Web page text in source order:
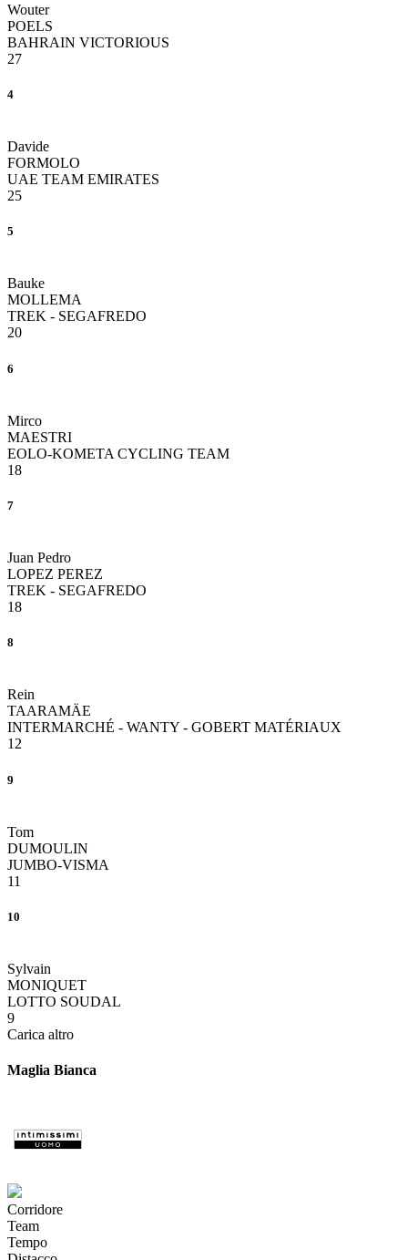
Wouter
POELS
BAHRAIN VICTORIOUS
27
4
Davide
FORMOLO
UAE TEAM EMIRATES
25
5
Bauke
MOLLEMA
TREK - SEGAFREDO
20
6
Mirco
MAESTRI
EOLO-KOMETA CYCLING TEAM
18
7
Juan Pedro
LOPEZ PEREZ
TREK - SEGAFREDO
18
8
Rein
TAARAMÄE
INTERMARCHÉ - WANTY - GOBERT MATÉRIAUX
12
9
Tom
DUMOULIN
JUMBO-VISMA
11
10
Sylvain
MONIQUET
LOTTO SOUDAL
9
Carica altro
Maglia Bianca
Corridore
Team
Tempo